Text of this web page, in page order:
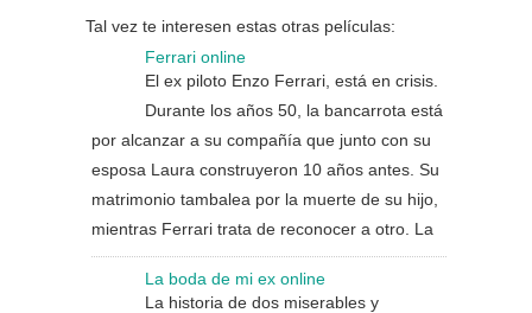
Tal vez te interesen estas otras películas:
Ferrari online
El ex piloto Enzo Ferrari, está en crisis.
Durante los años 50, la bancarrota está
por alcanzar a su compañía que junto con su
esposa Laura construyeron 10 años antes. Su
matrimonio tambalea por la muerte de su hijo,
mientras Ferrari trata de reconocer a otro. La
La boda de mi ex online
La historia de dos miserables y